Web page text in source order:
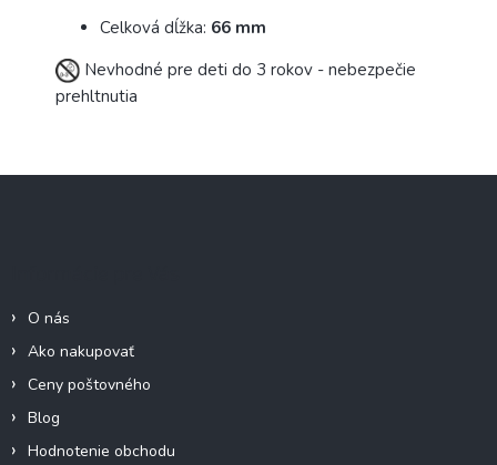
Celková dĺžka: 66 mm
Nevhodné pre deti do 3 rokov - nebezpečie
prehltnutia
O nás
Ako nakupovať
Ceny poštovného
Blog
Hodnotenie obchodu